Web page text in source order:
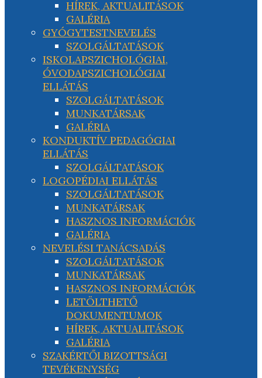
HÍREK, AKTUALITÁSOK
GALÉRIA
GYÓGYTESTNEVELÉS
SZOLGÁLTATÁSOK
ISKOLAPSZICHOLÓGIAI,
ÓVODAPSZICHOLÓGIAI
ELLÁTÁS
SZOLGÁLTATÁSOK
MUNKATÁRSAK
GALÉRIA
KONDUKTÍV PEDAGÓGIAI
ELLÁTÁS
SZOLGÁLTATÁSOK
LOGOPÉDIAI ELLÁTÁS
SZOLGÁLTATÁSOK
MUNKATÁRSAK
HASZNOS INFORMÁCIÓK
GALÉRIA
NEVELÉSI TANÁCSADÁS
SZOLGÁLTATÁSOK
MUNKATÁRSAK
HASZNOS INFORMÁCIÓK
LETÖLTHETŐ
DOKUMENTUMOK
HÍREK, AKTUALITÁSOK
GALÉRIA
SZAKÉRTŐI BIZOTTSÁGI
TEVÉKENYSÉG